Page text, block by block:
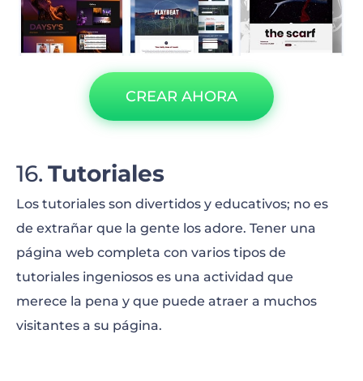
CREAR AHORA
Tutoriales
Los tutoriales son divertidos y educativos; no es
de extrañar que la gente los adore. Tener una
página web completa con varios tipos de
tutoriales ingeniosos es una actividad que
merece la pena y que puede atraer a muchos
visitantes a su página.